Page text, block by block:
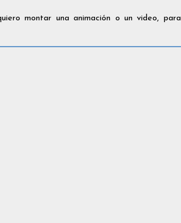
montar una animación o un video, para